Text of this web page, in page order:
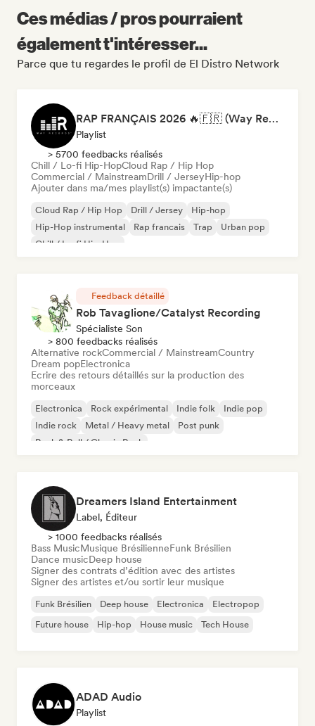
Ces médias / pros pourraient
également t'intéresser...
Parce que tu regardes le profil de El Distro Network
RAP FRANÇAIS 2026 🔥🇫🇷 (Way Records)
Playlist
> 5700 feedbacks réalisés
Chill / Lo-fi Hip-HopCloud Rap / Hip Hop
Commercial / MainstreamDrill / JerseyHip-hop
Ajouter dans ma/mes playlist(s) impactante(s)
Cloud Rap / Hip Hop Drill / Jersey
Hip-hop
Hip-Hop instrumental
Rap francais Trap
Urban pop
Chill / Lo-fi Hip-Hop
Feedback détaillé
Rob Tavaglione/Catalyst Recording
Spécialiste Son
> 800 feedbacks réalisés
Alternative rockCommercial / MainstreamCountry
Dream popElectronica
Ecrire des retours détaillés sur la production des
morceaux
Electronica Rock expérimental Indie folk
Indie pop
Indie rock
Metal / Heavy metal
Post punk
Rock & Roll / Classic Rock
Dreamers Island Entertainment
Label, Éditeur
> 1000 feedbacks réalisés
Bass MusicMusique BrésilienneFunk Brésilien
Dance musicDeep house
Signer des contrats d’édition avec des artistes
Signer des artistes et/ou sortir leur musique
Funk Brésilien Deep house Electronica
Electropop
Future house
Hip-hop House music Tech House
ADAD Audio
Playlist